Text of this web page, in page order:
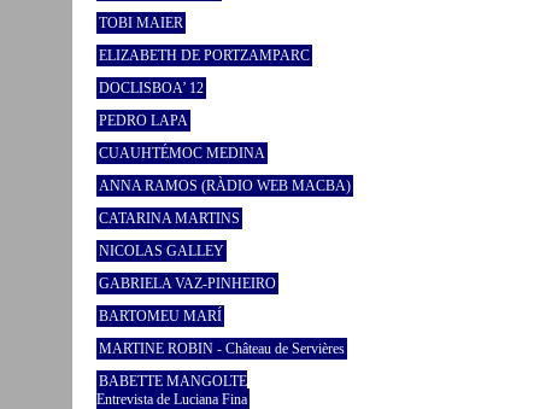
TOBI MAIER
ELIZABETH DE PORTZAMPARC
DOCLISBOA’ 12
PEDRO LAPA
CUAUHTÉMOC MEDINA
ANNA RAMOS (RÀDIO WEB MACBA)
CATARINA MARTINS
NICOLAS GALLEY
GABRIELA VAZ-PINHEIRO
BARTOMEU MARÍ
MARTINE ROBIN - Château de Servières
BABETTE MANGOLTE
Entrevista de Luciana Fina